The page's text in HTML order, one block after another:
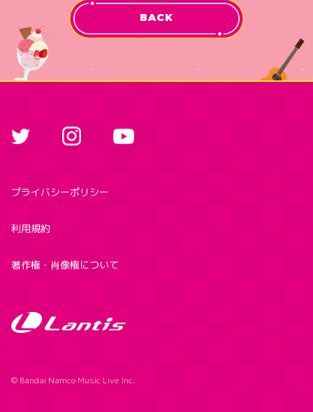
BACK
プライバシーポリシー
利用規約
著作権・肖像権について
© Bandai Namco Music Live Inc.